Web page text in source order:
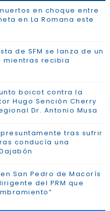
en choque entre
en La Romana este
de SFM se lanza de un
mientras recibia
boicot contra la
Hugo Sención Cherry
Dr. Antonio Musa
tras sufrir
conducía una
San Pedro de Macorís
del PRM que